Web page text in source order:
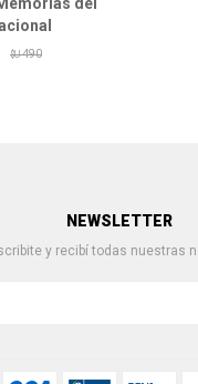
$U 490
NEWSLETTER
y recibí todas nuestras